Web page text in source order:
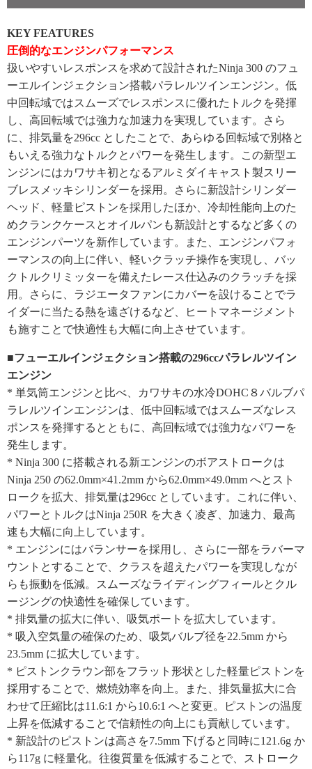
KEY FEATURES
圧倒的なエンジンパフォーマンス
扱いやすいレスポンスを求めて設計されたNinja 300 のフュ
ーエルインジェクション搭載パラレルツインエンジン。低
中回転域ではスムーズでレスポンスに優れたトルクを発揮
し、高回転域では強力な加速力を実現しています。さら
に、排気量を296cc としたことで、あらゆる回転域で別格と
もいえる強力なトルクとパワーを発生します。この新型エ
ンジンにはカワサキ初となるアルミダイキャスト製スリー
ブレスメッキシリンダーを採用。さらに新設計シリンダー
ヘッド、軽量ピストンを採用したほか、冷却性能向上のた
めクランクケースとオイルパンも新設計とするなど多くの
エンジンパーツを新作しています。また、エンジンパフォ
ーマンスの向上に伴い、軽いクラッチ操作を実現し、バッ
クトルクリミッターを備えたレース仕込みのクラッチを採
用。さらに、ラジエータファンにカバーを設けることでラ
イダーに当たる熱を遠ざけるなど、ヒートマネージメント
も施すことで快適性も大幅に向上させています。
■フューエルインジェクション搭載の296ccパラレルツイン
エンジン
* 単気筒エンジンと比べ、カワサキの水冷DOHC８バルブパ
ラレルツインエンジンは、低中回転域ではスムーズなレス
ポンスを発揮するとともに、高回転域では強力なパワーを
発生します。
* Ninja 300 に搭載される新エンジンのボアストロークは
Ninja 250 の62.0mm×41.2mm から62.0mm×49.0mm へとスト
ロークを拡大、排気量は296cc としています。これに伴い、
パワーとトルクはNinja 250R を大きく凌ぎ、加速力、最高
速も大幅に向上しています。
* エンジンにはバランサーを採用し、さらに一部をラバーマ
ウントとすることで、クラスを超えたパワーを実現しなが
らも振動を低減。スムーズなライディングフィールとクル
ージングの快適性を確保しています。
* 排気量の拡大に伴い、吸気ポートを拡大しています。
* 吸入空気量の確保のため、吸気バルブ径を22.5mm から
23.5mm に拡大しています。
* ピストンクラウン部をフラット形状とした軽量ピストンを
採用することで、燃焼効率を向上。また、排気量拡大に合
わせて圧縮比は11.6:1 から10.6:1 へと変更。ピストンの温度
上昇を低減することで信頼性の向上にも貢献しています。
* 新設計のピストンは高さを7.5mm 下げると同時に121.6g か
ら117g に軽量化。往復質量を低減することで、ストローク